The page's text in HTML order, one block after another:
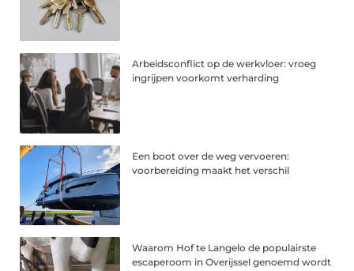
Arbeidsconflict op de werkvloer: vroeg
ingrijpen voorkomt verharding
Een boot over de weg vervoeren:
voorbereiding maakt het verschil
Waarom Hof te Langelo de populairste
escaperoom in Overijssel genoemd wordt